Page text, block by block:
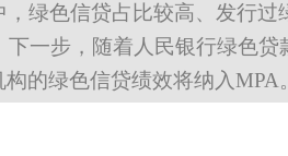
，绿色信贷占比较高、发行过
下一步，随着人民银行绿色
的绿色信贷绩效将纳入MPA